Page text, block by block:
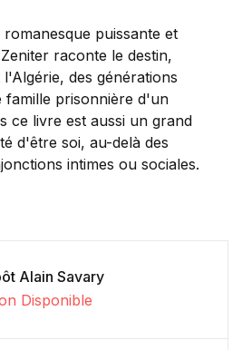
puissante et
raconte le destin,
des générations
famille prisonnière d'un
ce livre est aussi un grand
d'être soi, au-delà des
intimes ou sociales.
Alain Savary
Disponible